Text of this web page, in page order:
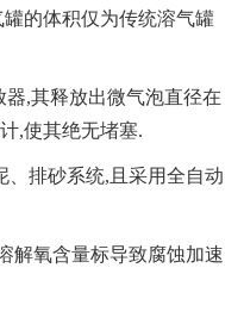
的体积仅为传统溶气罐
器,其释放出微气泡直径在
,使其绝无堵塞.
、排砂系统,且采用全自动
解氧含量标导致腐蚀加速